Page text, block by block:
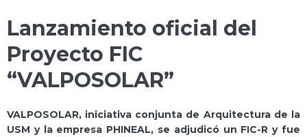
Lanzamiento oficial del
Proyecto FIC
“VALPOSOLAR”
VALPOSOLAR, iniciativa conjunta de Arquitectura de la
USM y la empresa PHINEAL, se adjudicó un FIC-R y fue